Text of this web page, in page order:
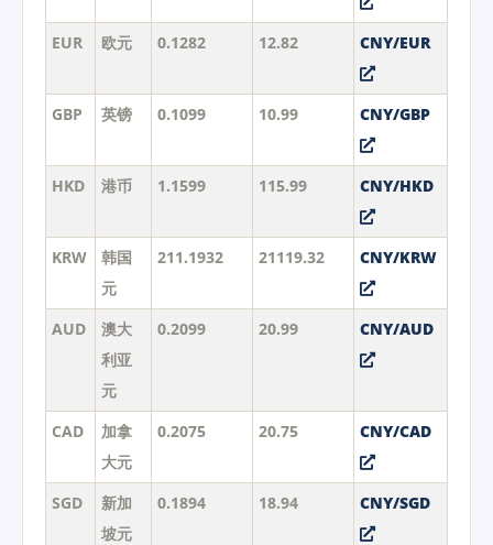
EUR 欧元 0.1282 12.82 CNY/EUR
GBP 英镑 0.1099 10.99 CNY/GBP
HKD 港币 1.1599 115.99 CNY/HKD
KRW
韩国
元
211.1932 21119.32 CNY/KRW
AUD
澳大
利亚
元
0.2099 20.99 CNY/AUD
CAD
加拿
大元
0.2075 20.75 CNY/CAD
SGD
新加
坡元
0.1894 18.94 CNY/SGD